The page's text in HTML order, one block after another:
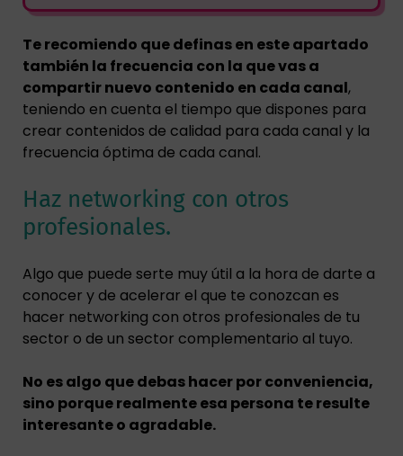
Te recomiendo que definas en este apartado
también la frecuencia con la que vas a
compartir nuevo contenido en cada canal,
teniendo en cuenta el tiempo que dispones para
crear contenidos de calidad para cada canal y la
frecuencia óptima de cada canal.
Haz networking con otros
profesionales.
Algo que puede serte muy útil a la hora de darte a
conocer y de acelerar el que te conozcan es
hacer networking con otros profesionales de tu
sector o de un sector complementario al tuyo.
No es algo que debas hacer por conveniencia,
sino porque realmente esa persona te resulte
interesante o agradable.